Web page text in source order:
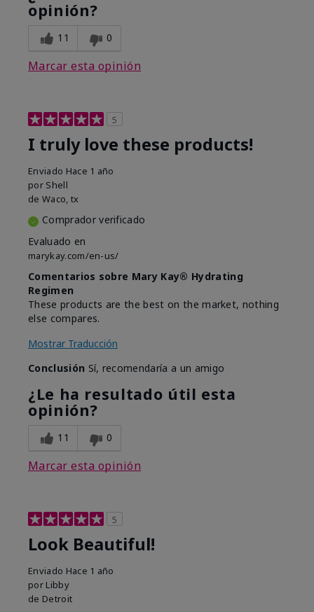
opinión?
11 0
Marcar esta opinión
5
I truly love these products!
Enviado Hace 1 año
por Shell
de Waco, tx
Comprador verificado
Evaluado en
marykay.com/en-us/
Comentarios sobre Mary Kay® Hydrating
Regimen
These products are the best on the market, nothing
else compares.
Mostrar Traducción
Conclusión Sí, recomendaría a un amigo
¿Le ha resultado útil esta
opinión?
11 0
Marcar esta opinión
5
Look Beautiful!
Enviado Hace 1 año
por Libby
de Detroit